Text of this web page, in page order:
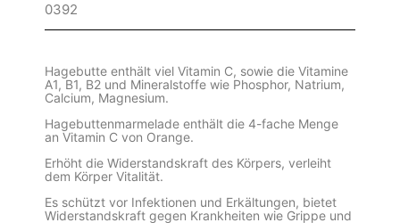
0392
Hagebutte enthält viel Vitamin C, sowie die Vitamine
A1, B1, B2 und Mineralstoffe wie Phosphor, Natrium,
Calcium, Magnesium.
Hagebuttenmarmelade enthält die 4-fache Menge
an Vitamin C von Orange.
Erhöht die Widerstandskraft des Körpers, verleiht
dem Körper Vitalität.
Es schützt vor Infektionen und Erkältungen, bietet
Widerstandskraft gegen Krankheiten wie Grippe und